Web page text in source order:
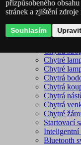
Philips Hue
Immax
WiZ –
Chytrá
Chytré
Chytré
Chytrá
Chytrá
Chytrá
Chytrá
Chytré
Startovací
Inteligentní
Bluetooth
přizpůsobeného
stránek a zjištění zdroje
Souhlasím